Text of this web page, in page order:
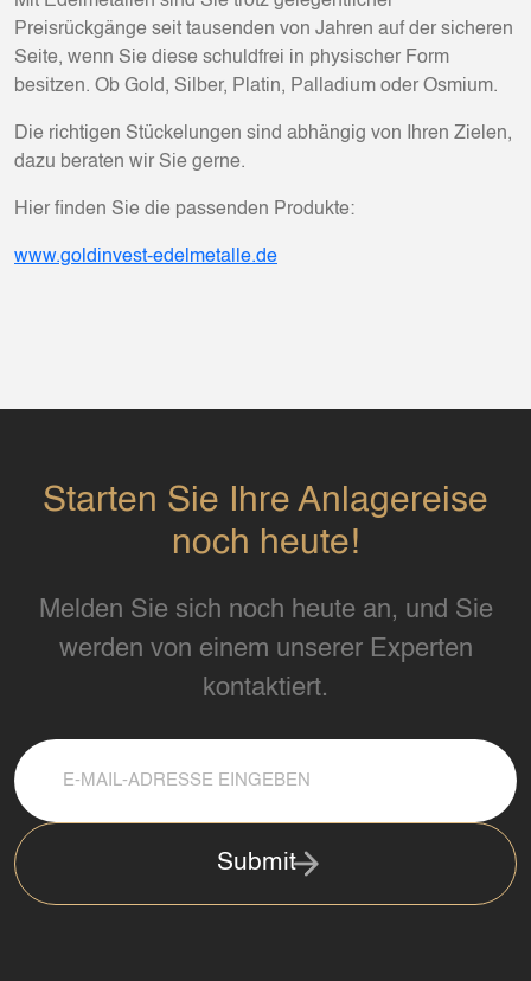
Preisrückgänge seit tausenden von Jahren auf der sicheren
Seite, wenn Sie diese schuldfrei in physischer Form
besitzen. Ob Gold, Silber, Platin, Palladium oder Osmium.
Die richtigen Stückelungen sind abhängig von Ihren Zielen,
dazu beraten wir Sie gerne.
Hier finden Sie die passenden Produkte:
www.goldinvest-edelmetalle.de
Starten Sie Ihre Anlagereise
noch heute!
Melden Sie sich noch heute an, und Sie
werden von einem unserer Experten
kontaktiert.
Submit